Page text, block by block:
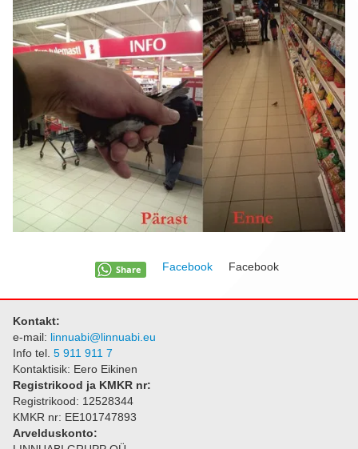
Galeri
K.K.K
Hinnad
Firmast
Kontakt
Share Facebook Facebook
Kontakt:
e-mail: linnuabi@linnuabi.eu
Info tel. 5 911 911 7
Kontaktisik: Eero Eikinen
Registrikood ja KMKR nr:
Registrikood: 12528344
KMKR nr: EE101747893
Arvelduskonto: